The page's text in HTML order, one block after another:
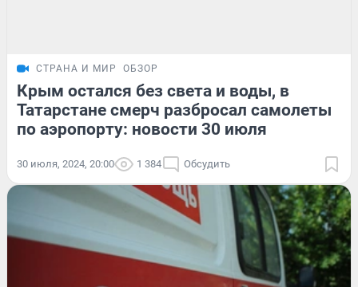
СТРАНА И МИР ОБЗОР
Крым остался без света и воды, в
Татарстане смерч разбросал самолеты
по аэропорту: новости 30 июля
30 июля, 2024, 20:00 1 384 Обсудить